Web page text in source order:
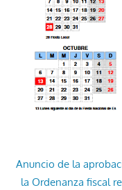
Anuncio de la
la Ordenanza fiscal